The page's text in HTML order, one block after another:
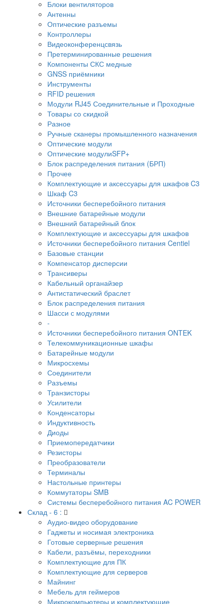
Блоки вентиляторов
Антенны
Оптические разъемы
Контроллеры
Видеоконференцсвязь
Претерминированные решения
Компоненты СКС медные
GNSS приёмники
Инструменты
RFID решения
Модули RJ45 Соединительные и Проходные
Товары со скидкой
Разное
Ручные сканеры промышленного назначения
Оптические модули
Оптические модулиSFP+
Блок распределения питания (БРП)
Прочее
Комплектующие и аксессуары для шкафов C3
Шкаф C3
Источники бесперебойного питания
Внешние батарейные модули
Внешний батарейный блок
Комплектующие и аксессуары для шкафов
Источники бесперебойного питания Centiel
Базовые станции
Компенсатор дисперсии
Трансиверы
Кабельный органайзер
Антистатический браслет
Блок распределения питания
Шасси с модулями
-
Источники бесперебойного питания ONTEK
Телекоммуникационные шкафы
Батарейные модули
Микросхемы
Соединители
Разъемы
Транзисторы
Усилители
Конденсаторы
Индуктивность
Диоды
Приемопередатчики
Резисторы
Преобразователи
Терминалы
Настольные принтеры
Коммутаторы SMB
Системы бесперебойного питания AC POWER
Склад - 6 :
Аудио-видео оборудование
Гаджеты и носимая электроника
Готовые серверные решения
Кабели, разъёмы, переходники
Комплектующие для ПК
Комплектующие для серверов
Майнинг
Мебель для геймеров
Микрокомпьютеры и комплектующие